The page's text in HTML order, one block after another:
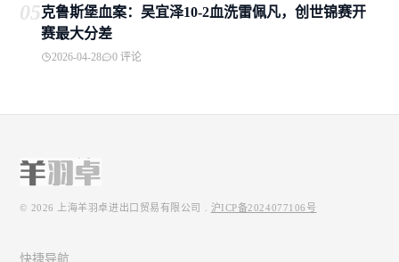
05克鲁斯堡血案：吴宜泽10-2血洗雷佩凡，创世锦赛开
赛最大分差
2026-04-28 0 评论
© 2026 上海羊羽卓进出口贸易有限公司 沪ICP备2024077106号
快捷导航